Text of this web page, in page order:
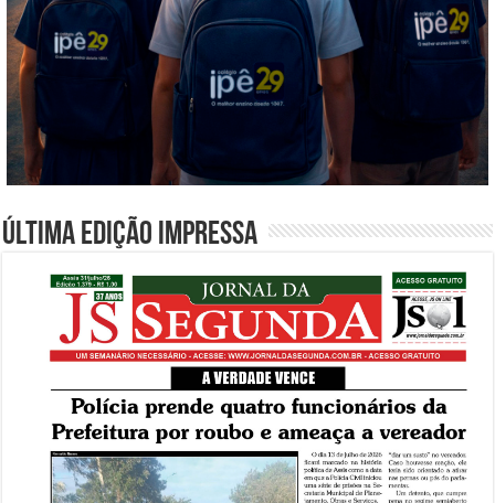
Última edição impressa